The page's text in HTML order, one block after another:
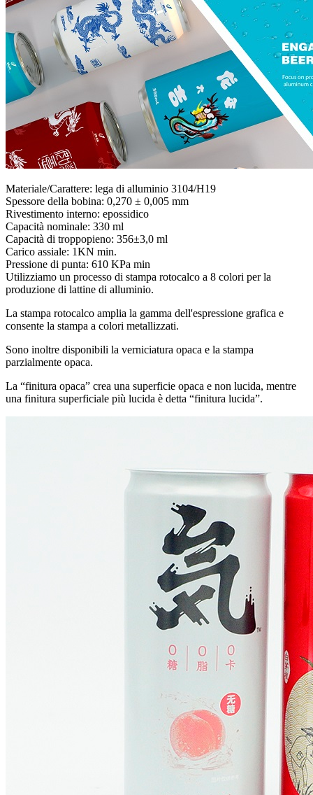
Materiale/Carattere: lega di alluminio 3104/H19
Spessore della bobina: 0,270 ± 0,005 mm
Rivestimento interno: epossidico
Capacità nominale: 330 ml
Capacità di troppopieno: 356±3,0 ml
Carico assiale: 1KN min.
Pressione di punta: 610 KPa min
Utilizziamo un processo di stampa rotocalco a 8 colori per la
produzione di lattine di alluminio.
La stampa rotocalco amplia la gamma dell'espressione grafica e
consente la stampa a colori metallizzati.
Sono inoltre disponibili la verniciatura opaca e la stampa
parzialmente opaca.
La “finitura opaca” crea una superficie opaca e non lucida, mentre
una finitura superficiale più lucida è detta “finitura lucida”.